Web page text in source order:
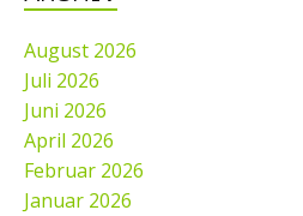
August 2026
Juli 2026
Juni 2026
April 2026
Februar 2026
Januar 2026